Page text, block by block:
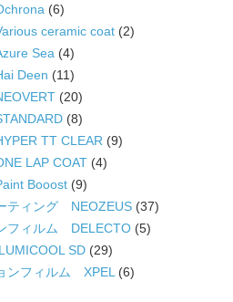
(6)
ceramic coat (2)
Sea (4)
Deen (11)
(20)
(8)
TT CLEAR (9)
LAP COAT (4)
Booost (9)
ティング NEOZEUS (37)
フィルム DELECTO (5)
SD (29)
ンフィルム XPEL (6)